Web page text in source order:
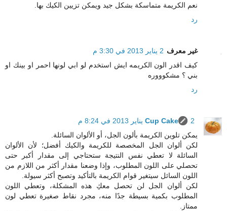
نعم الكريمة متماسكة بشكل جيد ويمكن تزيين الكيك بها.
رد
غير معرف 2 يناير 2013 في 3:30 م
كيف اقدر الون الكريمه ايش استخدم لو ابي لونها احمر او بينك او
بني ؟ مشكوووره
رد
Cup Cake
2 يناير 2013 في 8:24 م
يمكن تلوين الكريمة بألون الجل، أو الألوان السائلة.
لكن ألوان الجل المخصصة للكريمة والكيك أفضل؛ لأن الألوان
السائلة لا تعطي نفس النتيجة ستحتاجي إلى مقدار أكبر حتى
تحصلي على اللون المطلوب، وإذا وضعنا مقدار أكثر من اللازم من
اللون السائل سيتغير قوام الكريمة بالتأكيد وتصبح أكثر سيولة.
لكن ألوان الجل لن تحصل معكِ هذه المشكلة، وتعطي اللون
المطلوب بكمية بسيطة جدًا منه، مجرد نقاط صغيرة تعطي لون
ممتاز.